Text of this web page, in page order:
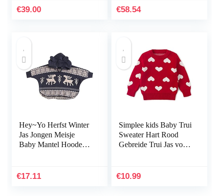
€39.00 €58.54
Hey~Yo Herfst Winter
Jas Jongen Meisje
Baby Mantel Hooded
€17.11
Simplee kids Baby Trui
Sweater Hart Rood
Gebreide Trui Jas voor
€10.99